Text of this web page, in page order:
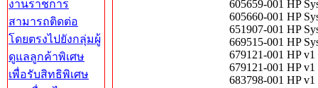
งานราชการ
สามารถติดต่อ
โดยตรงไปยังกลุ่มผู้
ดูแลลูกค้าพิเศษ
เพื่อรับสิทธิพิเศษ
605659-001 HP
605660-001 HP
651907-001 HP
669515-001 HP
679121-001 HP
679121-001 HP
683798-001 HP